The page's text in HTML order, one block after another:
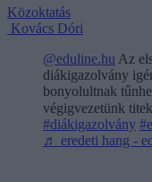
Közoktatás
Kovács Dóri
@eduline.hu Az
diákigazolvány
bonyolultnak
végigvezetünk
#diákigazolvány
♬ eredeti hang -